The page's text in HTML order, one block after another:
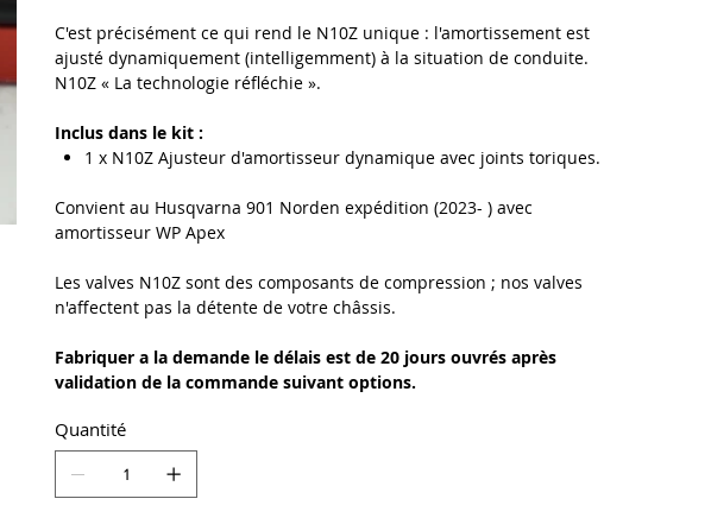
C'est précisément ce qui rend le N10Z unique : l'amortissement est
ajusté dynamiquement (intelligemment) à la situation de conduite.
N10Z « La technologie réfléchie ».
Inclus dans le kit :
1 x N10Z Ajusteur d'amortisseur dynamique avec joints toriques.
Convient au Husqvarna 901 Norden expédition (2023- ) avec
amortisseur WP Apex
Les valves N10Z sont des composants de compression ; nos valves
n'affectent pas la détente de votre châssis.
Fabriquer a la demande le délais est de 20 jours ouvrés après
validation de la commande suivant options.
Quantité